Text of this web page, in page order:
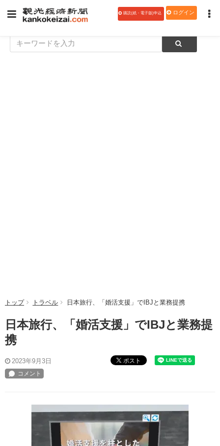
購読(紙・電子版)申込 ログイン
トップ トラベル 日本旅行、「婚活支援」でIBJと業務提携
日本旅行、「婚活支援」でIBJと業務提
携
2023年9月3日 ポスト